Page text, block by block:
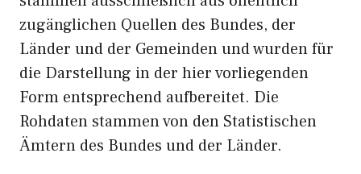
zugänglichen Quellen des Bundes, der
Länder und der Gemeinden und wurden für
die Darstellung in der hier vorliegenden
Form entsprechend aufbereitet. Die
Rohdaten stammen von den Statistischen
Ämtern des Bundes und der Länder.